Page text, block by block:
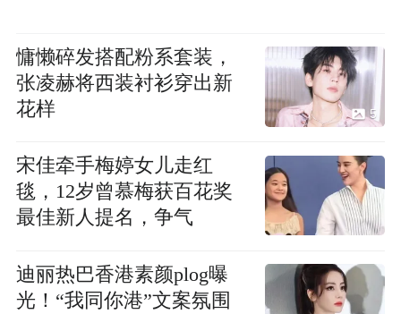
慵懒碎发搭配粉系套装，
张凌赫将西装衬衫穿出新
花样
5
宋佳牵手梅婷女儿走红
毯，12岁曾慕梅获百花奖
最佳新人提名，争气
迪丽热巴香港素颜plog曝
光！“我同你港”文案氛围